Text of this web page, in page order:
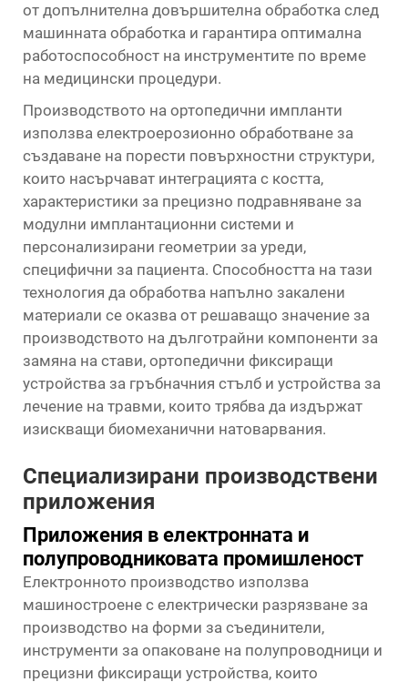
от допълнителна довършителна обработка след
машинната обработка и гарантира оптимална
работоспособност на инструментите по време
на медицински процедури.
Производството на ортопедични импланти
използва електроерозионно обработване за
създаване на порести повърхностни структури,
които насърчават интеграцията с костта,
характеристики за прецизно подравняване за
модулни имплантационни системи и
персонализирани геометрии за уреди,
специфични за пациента. Способността на тази
технология да обработва напълно закалени
материали се оказва от решаващо значение за
производството на дълготрайни компоненти за
замяна на стави, ортопедични фиксиращи
устройства за гръбначния стълб и устройства за
лечение на травми, които трябва да издържат
изискващи биомеханични натоварвания.
Специализирани производствени
приложения
Приложения в електронната и
полупроводниковата промишленост
Електронното производство използва
машиностроене с електрически разрязване за
производство на форми за съединители,
инструменти за опаковане на полупроводници и
прецизни фиксиращи устройства, които